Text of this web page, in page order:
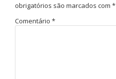
obrigatórios são marcados com *
Comentário *